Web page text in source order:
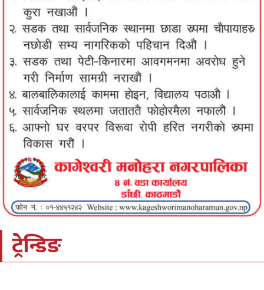
ट्रेन्डिङ